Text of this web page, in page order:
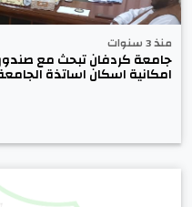
منذ 3 سنوات
جامعة كردفان تبحث مع
امكانية اسكان اساتذة